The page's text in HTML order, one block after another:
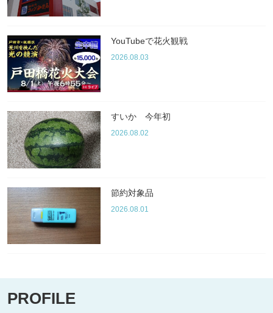
YouTubeで花火観戦
2026.08.03
すいか 今年初
2026.08.02
節約対象品
2026.08.01
PROFILE